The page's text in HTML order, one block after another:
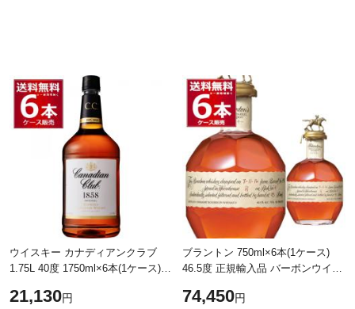
ウイスキー カナディアンクラブ
1.75L 40度 1750ml×6本(1ケース)
21,130円
ブラントン 750ml×6本(1ケース)
46.5度 正規輸入品 バーボンウイス
イスキー アメリカ合衆国
74,450円